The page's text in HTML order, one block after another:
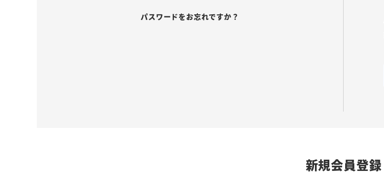
パスワードをお忘れですか？
新規会員登録